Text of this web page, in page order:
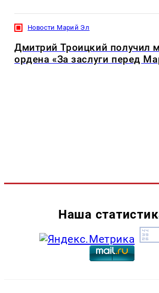
Новости Марий Эл
Дмитрий Троицкий получил
ордена «За заслуги перед
Наша